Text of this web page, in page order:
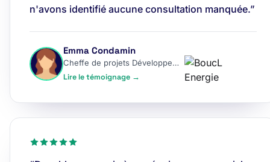
n'avons identifié aucune consultation manquée.”
Emma Condamin
Cheffe de projets Développement
Lire le témoignage →